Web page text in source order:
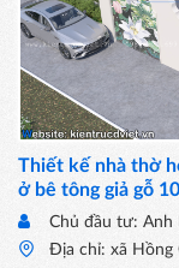
Thiết kế nhà thờ
ở bê tông giả gỗ
Chủ đầu tư: Anh
Địa chỉ: xã Hồng